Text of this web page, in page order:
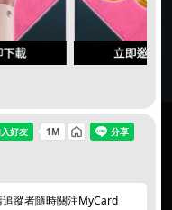
活動說明/登錄獎項
蹤者隨時關注MyCard